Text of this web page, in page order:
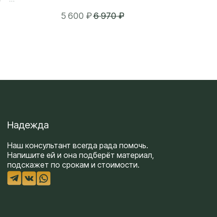
запаха и
Подходит
5 600 ₽6 970 ₽
Наш консультант всегда рада помочь.
Напишите ей и она подберёт материал,
подскажет по срокам и стоимости.
Надежда